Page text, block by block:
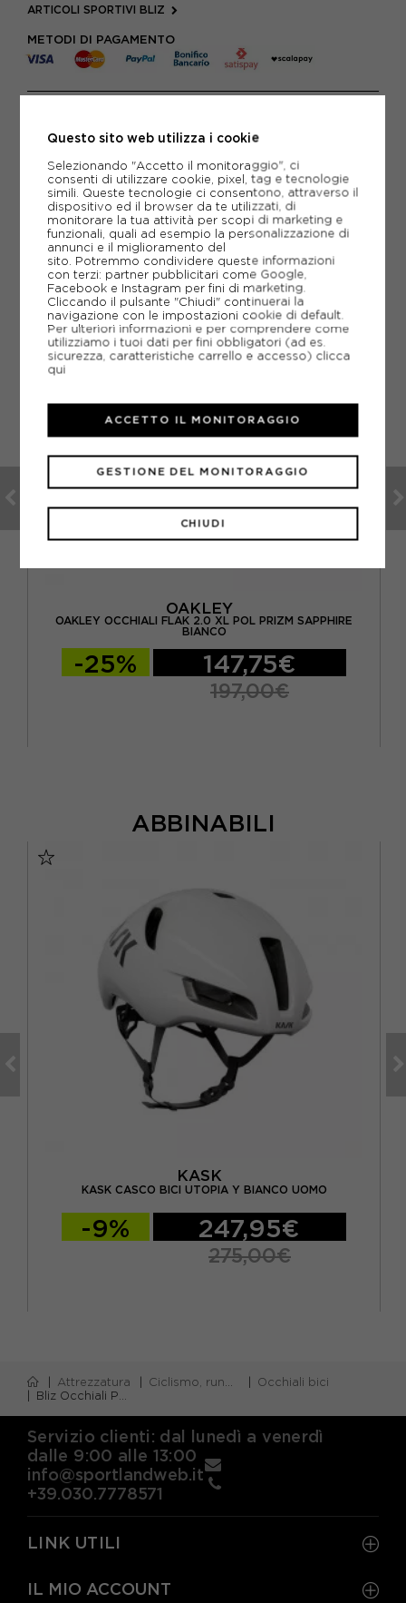
ARTICOLI SPORTIVI BLIZ
METODI DI PAGAMENTO
GUIDA ALLE TAGLIE
CONSIGLIATI DA NOI
OAKLEY
OAKLEY OCCHIALI FLAK 2.0 XL POL PRIZM SAPPHIRE
BIANCO
-25% 147,75€
197,00€
ABBINABILI
KASK
KASK CASCO BICI UTOPIA Y BIANCO UOMO
-9% 247,95€
275,00€
Attrezzatura Ciclismo, running e piscina
Occhiali bici
Bliz Occhiali P005S Mt Bianco Smoke Purple Mir
Servizio clienti: dal lunedì a venerdì
dalle 9:00 alle 13:00
info@sportlandweb.it
+39.030.7778571
LINK UTILI
IL MIO ACCOUNT
Questo sito web utilizza i cookie
Selezionando "Accetto il monitoraggio", ci
consenti di utilizzare cookie, pixel, tag e tecnologie
simili. Queste tecnologie ci consentono, attraverso il
dispositivo ed il browser da te utilizzati, di
monitorare la tua attività per scopi di marketing e
funzionali, quali ad esempio la personalizzazione di
annunci e il miglioramento del
sito. Potremmo condividere queste informazioni
con terzi: partner pubblicitari come Google,
Facebook e Instagram per fini di marketing.
Cliccando il pulsante "Chiudi" continuerai la
navigazione con le impostazioni cookie di default.
Per ulteriori informazioni e per comprendere come
utilizziamo i tuoi dati per fini obbligatori (ad es.
sicurezza, caratteristiche carrello e accesso) clicca
qui
CHIUDI
GESTIONE DEL MONITORAGGIO
ACCETTO IL MONITORAGGIO